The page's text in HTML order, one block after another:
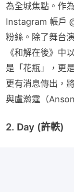
為全城焦點。作
Instagram 帳戶
粉絲。除了舞台
《和解在後》中
是「花瓶」，更
更有消息傳出，
與盧瀚霆（
2. Day (許軼)